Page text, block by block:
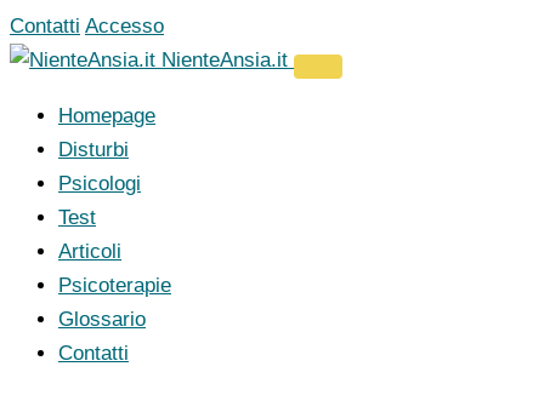
Vai
al
Contatti Accesso
NienteAnsia.it
Homepage
Disturbi
Psicologi
Test
Articoli
Psicoterapie
Glossario
Contatti